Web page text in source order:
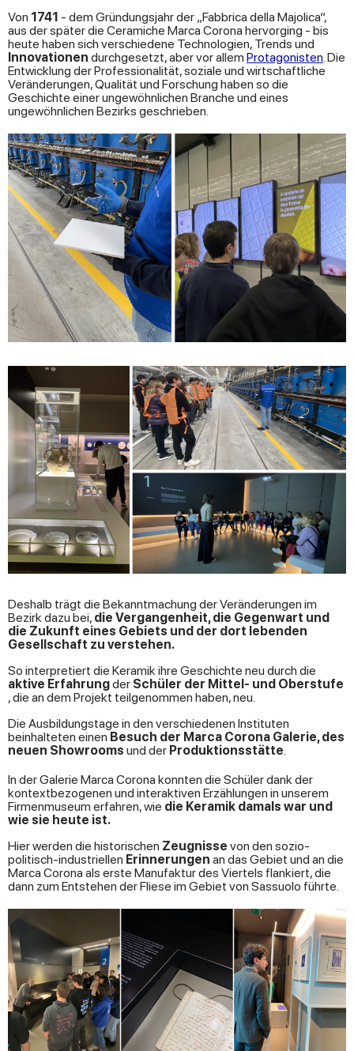
Von 1741 - dem Gründungsjahr der „Fabbrica della Majolica“,
aus der später die Ceramiche Marca Corona hervorging - bis
heute haben sich verschiedene Technologien, Trends und
Innovationen durchgesetzt, aber vor allem Protagonisten. Die
Entwicklung der Professionalität, soziale und wirtschaftliche
Veränderungen, Qualität und Forschung haben so die
Geschichte einer ungewöhnlichen Branche und eines
ungewöhnlichen Bezirks geschrieben.
Deshalb trägt die Bekanntmachung der Veränderungen im
Bezirk dazu bei, die Vergangenheit, die Gegenwart und
die Zukunft eines Gebiets und der dort lebenden
Gesellschaft zu verstehen.
So interpretiert die Keramik ihre Geschichte neu durch die
aktive Erfahrungder Schüler der Mittel- und Oberstufe
, die an dem Projekt teilgenommen haben, neu.
Die Ausbildungstage in den verschiedenen Instituten
beinhalteten einen Besuch der Marca Corona Galerie, des
neuen Showrooms und der Produktionsstätte.
In der Galerie Marca Corona konnten die Schüler dank der
kontextbezogenen und interaktiven Erzählungen in unserem
Firmenmuseum erfahren, wie die Keramik damals war und
wie sie heute ist.
Hier werden die historischen Zeugnisse von den sozio-
politisch-industriellen Erinnerungen an das Gebiet und an die
Marca Corona als erste Manufaktur des Viertels flankiert, die
dann zum Entstehen der Fliese im Gebiet von Sassuolo führte.